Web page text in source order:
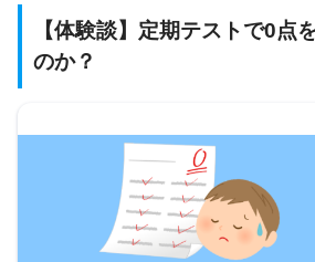
【体験談】定期テストで0点
のか？